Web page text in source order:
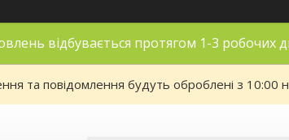
відбувається протягом 1-3 робочих
та повідомлення будуть оброблені з 10:00